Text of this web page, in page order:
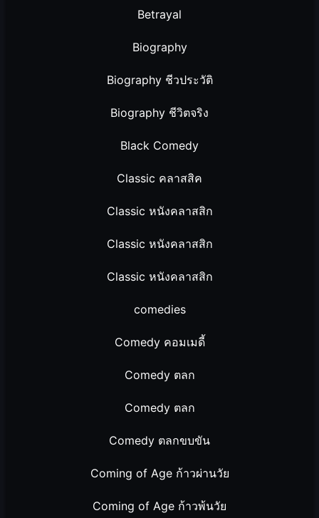
Betrayal
Biography
Biography ชีวประวัติ
Biography ชีวิตจริง
Black Comedy
Classic คลาสสิค
Classic หนังคลาสสิก
Classic หนังคลาสสิก
Classic หนังคลาสสิก
comedies
Comedy คอมเมดี้
Comedy ตลก
Comedy ตลก
Comedy ตลกขบขัน
Coming of Age ก้าวผ่านวัย
Coming of Age ก้าวพ้นวัย